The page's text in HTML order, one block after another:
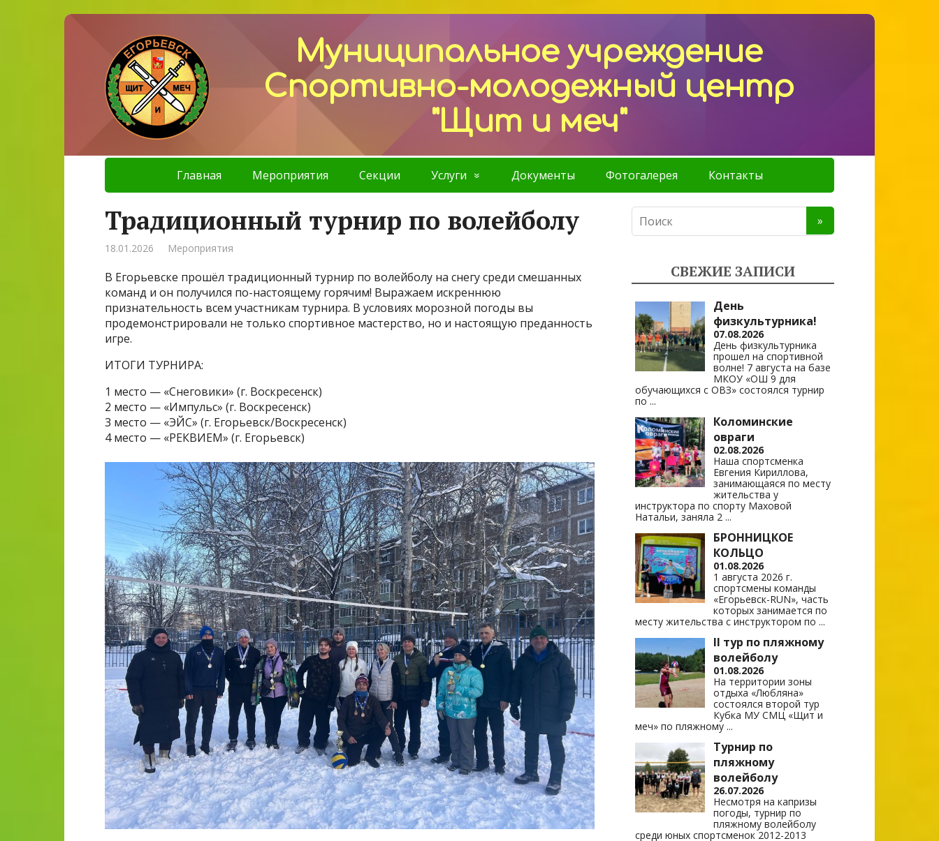
Муниципальное учреждение
Спортивно-молодежный центр
"Щит и меч"
Главная Мероприятия Секции Услуги Документы Фотогалерея Контакты
Традиционный турнир по волейболу
18.01.2026 Мероприятия
В Егорьевске прошёл традиционный турнир по волейболу на снегу среди смешанных
команд и он получился по-настоящему горячим! Выражаем искреннюю
признательность всем участникам турнира. В условиях морозной погоды вы
продемонстрировали не только спортивное мастерство, но и настоящую преданность
игре.
ИТОГИ ТУРНИРА:
1 место — «Снеговики» (г. Воскресенск)
2 место — «Импульс» (г. Воскресенск)
3 место — «ЭЙС» (г. Егорьевск/Воскресенск)
4 место — «РЕКВИЕМ» (г. Егорьевск)
СВЕЖИЕ ЗАПИСИ
День
физкультурника!
07.08.2026
День физкультурника
прошел на спортивной
волне! 7 августа на базе
МКОУ «ОШ 9 для
обучающихся с ОВЗ» состоялся турнир
по...
Коломинские
овраги
02.08.2026
Наша спортсменка
Евгения Кириллова,
занимающаяся по месту
жительства у
инструктора по спорту Маховой
Натальи, заняла 2 ...
БРОННИЦКОЕ
КОЛЬЦО
01.08.2026
1 августа 2026 г.
спортсмены команды
«Егорьевск-RUN», часть
которых занимается по
месту жительства с инструктором по ...
II тур по пляжному
волейболу
01.08.2026
На территории зоны
отдыха «Любляна»
состоялся второй тур
Кубка МУ СМЦ «Щит и
меч» по пляжному ...
Турнир по
пляжному
волейболу
26.07.2026
Несмотря на капризы
погоды, турнир по
пляжному волейболу
среди юных спортсменок 2012-2013